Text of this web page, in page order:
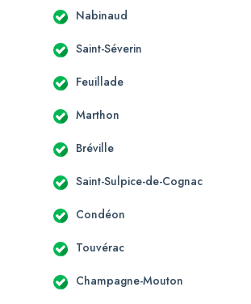
Nabinaud
Saint-Séverin
Feuillade
Marthon
Bréville
Saint-Sulpice-de-Cognac
Condéon
Touvérac
Champagne-Mouton